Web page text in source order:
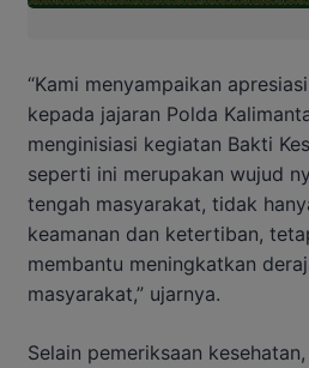
“Kami menyampaikan
kepada jajaran Polda
menginisiasi kegiatan Bakti
seperti ini merupakan wujud
tengah masyarakat, tidak
keamanan dan ketertiban,
membantu meningkatkan
masyarakat,” ujarnya.
Selain pemeriksaan